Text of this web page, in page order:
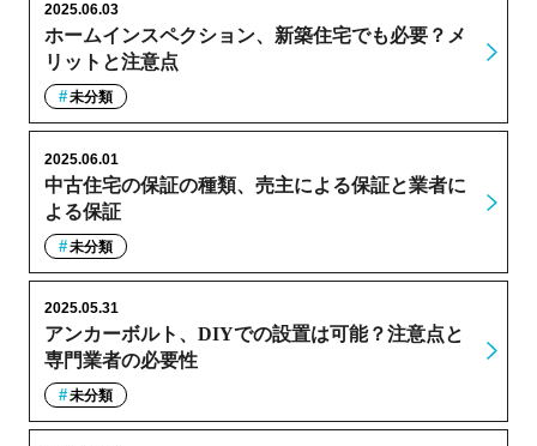
ホームインスペクション、新築住宅でも必要？メ
リットと注意点
2025.06.03
未分類
中古住宅の保証の種類、売主による保証と業者に
よる保証
2025.06.01
未分類
アンカーボルト、DIYでの設置は可能？注意点と
専門業者の必要性
2025.05.31
未分類